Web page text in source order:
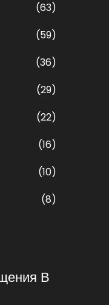
(63)
(59)
(36)
(29)
(22)
(16)
(10)
(8)
В